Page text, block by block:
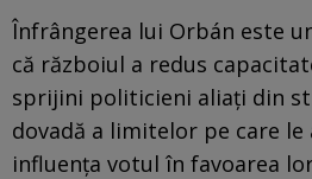
Înfrângerea lui Orbán este
că războiul a redus
sprijini politicieni aliați din
dovadă a limitelor pe care le
influența votul în favoarea